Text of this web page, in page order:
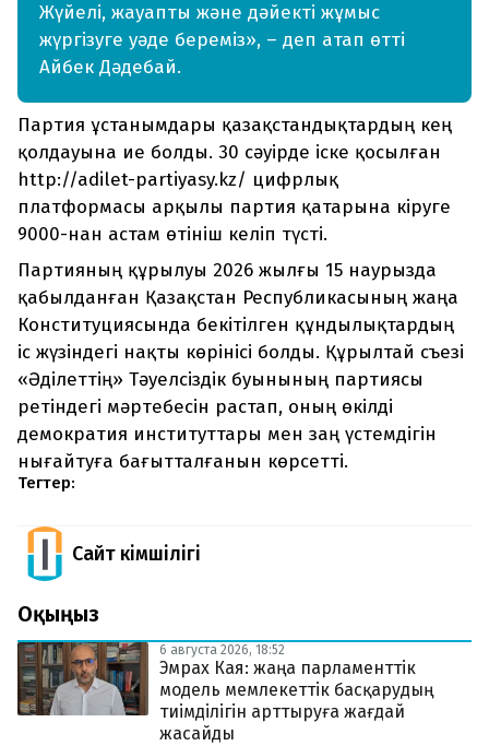
Жүйелі, жауапты және дәйекті жұмыс
жүргізуге уәде береміз», – деп атап өтті
Айбек Дәдебай.
Партия ұстанымдары қазақстандықтардың кең
қолдауына ие болды. 30 сәуірде іске қосылған
http://adilet-partiyasy.kz/ цифрлық
платформасы арқылы партия қатарына кіруге
9000-нан астам өтініш келіп түсті.
Партияның құрылуы 2026 жылғы 15 наурызда
қабылданған Қазақстан Республикасының жаңа
Конституциясында бекітілген құндылықтардың
іс жүзіндегі нақты көрінісі болды. Құрылтай съезі
«Әділеттің» Тәуелсіздік буынының партиясы
ретіндегі мәртебесін растап, оның өкілді
демократия институттары мен заң үстемдігін
нығайтуға бағытталғанын көрсетті.
Тегтер:
Сайт Әкімшілігі
Оқыңыз
6 августа 2026, 18:52
Эмрах Кая: жаңа парламенттік
модель мемлекеттік басқарудың
тиімділігін арттыруға жағдай
жасайды